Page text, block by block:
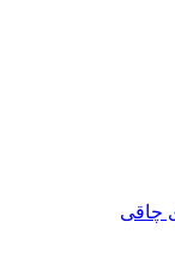
چاقی